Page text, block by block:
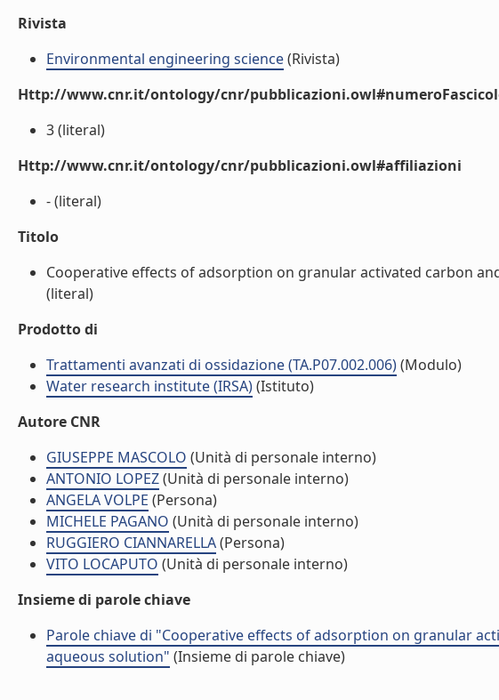
Rivista
Environmental engineering science(Rivista)
Http://www.cnr.it/ontology/cnr/
3 (literal)
Http://www.cnr.it/ontology/cnr/pubblicazioni.owl#affiliazioni
- (literal)
Titolo
Cooperative effects of adsorption on granular activated carbon
(literal)
Prodotto di
Trattamenti avanzati di ossidazione (TA.P07.002.006)(Modulo)
Water research institute (IRSA)(Istituto)
Autore CNR
GIUSEPPE MASCOLO (Unità di personale interno)
ANTONIO LOPEZ(Unità di personale interno)
ANGELA VOLPE (Persona)
MICHELE PAGANO (Unità di personale interno)
RUGGIERO CIANNARELLA(Persona)
VITO LOCAPUTO (Unità di personale interno)
Insieme di parole chiave
Parole chiave di "Cooperative effects of adsorption on granular
aqueous solution" (Insieme di parole chiave)